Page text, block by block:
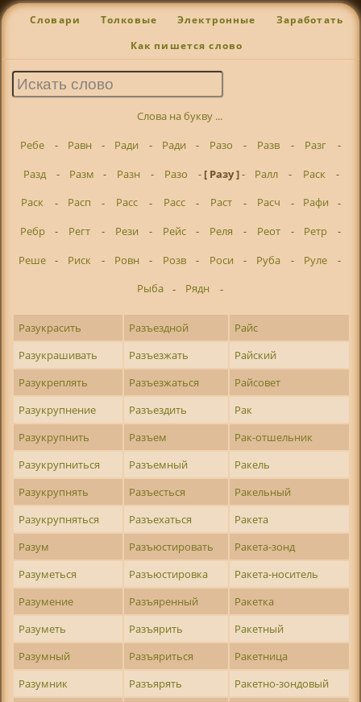
Словари Толковые Электронные Заработать
Как пишется слово
Слова на букву ...
Ребе
- Равн - Ради - Ради - Разо - Разв - Разг
-
Разд
- Разм - Разн - Разо - [ Разу ]- Ралл - Раск
-
Раск
- Расп - Расс - Расс - Раст - Расч - Рафи
-
Ребр
- Регт - Рези - Рейс - Реля - Реот - Ретр
-
Реше
- Риск - Ровн - Розв - Роси - Руба - Руле
-
Рыба
- Рядн -
Разукрасить Разъездной
Райс
Разукрашивать
Разъезжать
Райский
Разукреплять
Разъезжаться
Райсовет
Разукрупнение
Разъездить
Рак
Разукрупнить
Разъем
Рак-отшельник
Разукрупниться
Разъемный
Ракель
Разукрупнять
Разъесться
Ракельный
Разукрупняться
Разъехаться
Ракета
Разум
Разъюстировать
Ракета-зонд
Разуметься
Разъюстировка
Ракета-носитель
Разумение
Разъяренный
Ракетка
Разуметь
Разъярить
Ракетный
Разумный
Разъяриться
Ракетница
Разумник
Разъярять Ракетно-зондовый